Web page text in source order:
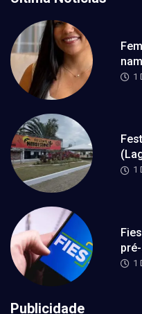
1
1
1
Publicidade